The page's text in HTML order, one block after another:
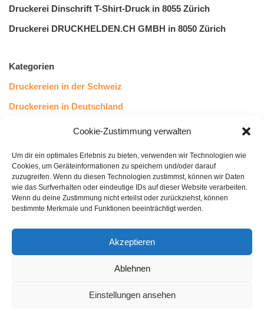
Cookie-Zustimmung verwalten
Um dir ein optimales Erlebnis zu bieten, verwenden wir Technologien wie
Cookies, um Geräteinformationen zu speichern und/oder darauf
zuzugreifen. Wenn du diesen Technologien zustimmst, können wir Daten
wie das Surfverhalten oder eindeutige IDs auf dieser Website verarbeiten.
Wenn du deine Zustimmung nicht erteilst oder zurückziehst, können
bestimmte Merkmale und Funktionen beeinträchtigt werden.
Akzeptieren
Ablehnen
Einstellungen ansehen
Druckerei Dinschrift T-Shirt-Druck in 8055 Zürich
Druckerei DRUCKHELDEN.CH GMBH in 8050 Zürich
Kategorien
Druckereien in der Schweiz
Druckereien in Deutschland
Druckereien in Österreich
Kundenstimmen
43Leserstimmen